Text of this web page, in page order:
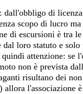
dall'obbligo di licenza
scopo di lucro
di escursioni è tra
dal loro statuto e
attenzione: se
non è prevista
risultano dei
allora l'associazione